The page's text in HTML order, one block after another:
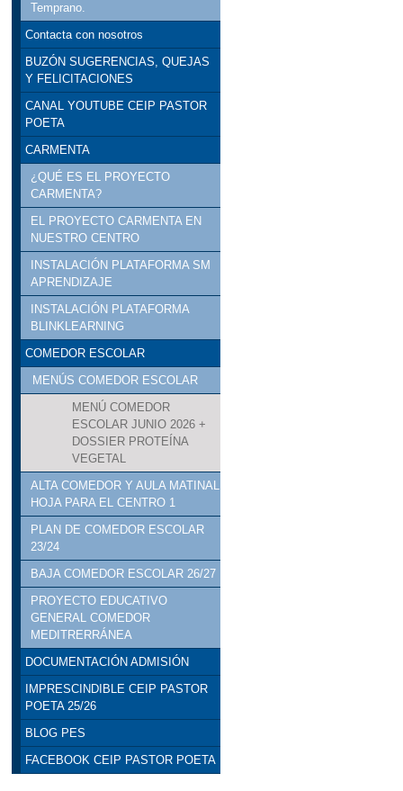
Temprano.
Contacta con nosotros
BUZÓN SUGERENCIAS, QUEJAS
Y FELICITACIONES
CANAL YOUTUBE CEIP PASTOR
POETA
CARMENTA
¿QUÉ ES EL PROYECTO
CARMENTA?
EL PROYECTO CARMENTA EN
NUESTRO CENTRO
INSTALACIÓN PLATAFORMA SM
APRENDIZAJE
INSTALACIÓN PLATAFORMA
BLINKLEARNING
COMEDOR ESCOLAR
MENÚS COMEDOR ESCOLAR
MENÚ COMEDOR
ESCOLAR JUNIO 2026 +
DOSSIER PROTEÍNA
VEGETAL
ALTA COMEDOR Y AULA MATINAL
HOJA PARA EL CENTRO 1
PLAN DE COMEDOR ESCOLAR
23/24
BAJA COMEDOR ESCOLAR 26/27
PROYECTO EDUCATIVO
GENERAL COMEDOR
MEDITRERRÁNEA
DOCUMENTACIÓN ADMISIÓN
IMPRESCINDIBLE CEIP PASTOR
POETA 25/26
BLOG PES
FACEBOOK CEIP PASTOR POETA